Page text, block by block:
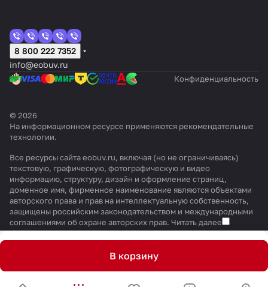
В корзину
8 800 222 7352
info@eobuv.ru
Конфиденциальность
© 2026
На информационном ресурсе применяются рекомендательные
технологии.
Все ресурсы сайта eobuv.ru, включая (но не ограничиваясь)
текстовую, графическую, фотографическую и видео
информацию, структуру, дизайн и оформление страниц,
доменное имя, фирменное наименование являются объектами
авторского права и прав на интеллектуальную собственность,
защищены российским законодательством и международными
соглашениями об охране авторских прав. Читать далее